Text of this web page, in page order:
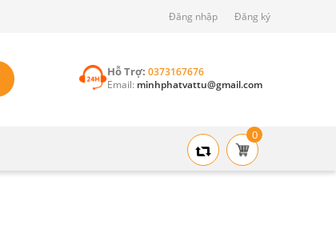
Đăng nhập Đăng ký
Hỗ Trợ:0373167676
Email: minhphatvattu@gmail.com
0